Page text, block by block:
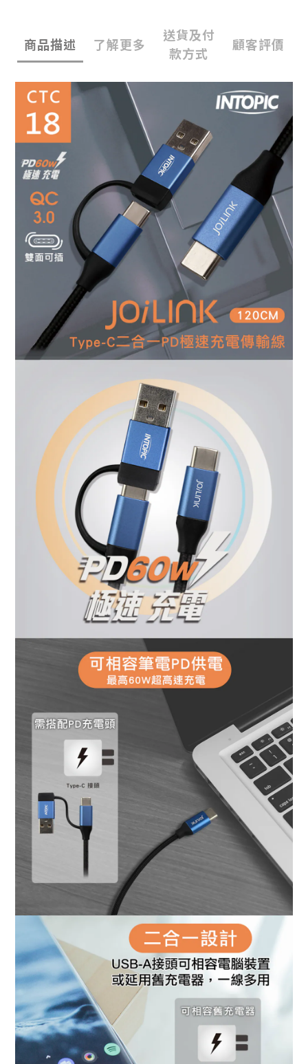
商品描述 了解更多
送貨及付
款方式
顧客評價